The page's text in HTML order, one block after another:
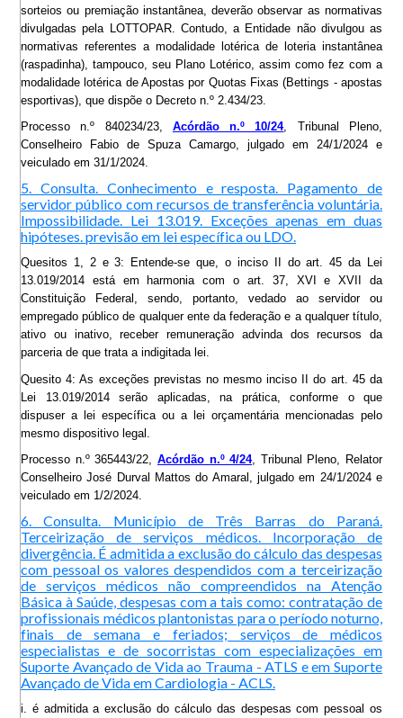
sorteios ou premiação instantânea, deverão observar as normativas
divulgadas pela LOTTOPAR. Contudo, a Entidade não divulgou as
normativas referentes a modalidade lotérica de loteria instantânea
(raspadinha), tampouco, seu Plano Lotérico, assim como fez com a
modalidade lotérica de Apostas por Quotas Fixas (Bettings - apostas
esportivas), que dispõe o Decreto n.º 2.434/23.
Processo n.º 840234/23, Acórdão n.º 10/24, Tribunal Pleno,
Conselheiro Fabio de Spuza Camargo, julgado em 24/1/2024 e
veiculado em 31/1/2024.
5. Consulta. Conhecimento e resposta. Pagamento de
servidor público com recursos de transferência voluntária.
Impossibilidade. Lei 13.019. Exceções apenas em duas
hipóteses. previsão em lei específica ou LDO.
Quesitos 1, 2 e 3: Entende-se que, o inciso II do art. 45 da Lei
13.019/2014 está em harmonia com o art. 37, XVI e XVII da
Constituição Federal, sendo, portanto, vedado ao servidor ou
empregado público de qualquer ente da federação e a qualquer título,
ativo ou inativo, receber remuneração advinda dos recursos da
parceria de que trata a indigitada lei.
Quesito 4: As exceções previstas no mesmo inciso II do art. 45 da
Lei 13.019/2014 serão aplicadas, na prática, conforme o que
dispuser a lei específica ou a lei orçamentária mencionadas pelo
mesmo dispositivo legal.
Processo n.º 365443/22, Acórdão n.º 4/24, Tribunal Pleno, Relator
Conselheiro José Durval Mattos do Amaral, julgado em 24/1/2024 e
veiculado em 1/2/2024.
6. Consulta. Município de Três Barras do Paraná.
Terceirização de serviços médicos. Incorporação de
divergência. É admitida a exclusão do cálculo das despesas
com pessoal os valores despendidos com a terceirização
de serviços médicos não compreendidos na Atenção
Básica à Saúde, despesas com a tais como: contratação de
profissionais médicos plantonistas para o período noturno,
finais de semana e feriados; serviços de médicos
especialistas e de socorristas com especializações em
Suporte Avançado de Vida ao Trauma - ATLS e em Suporte
Avançado de Vida em Cardiologia - ACLS.
i. é admitida a exclusão do cálculo das despesas com pessoal os